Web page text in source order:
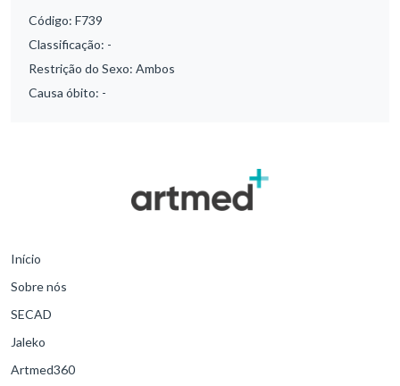
Código: F739
Classificação: -
Restrição do Sexo: Ambos
Causa óbito: -
Início
Sobre nós
SECAD
Jaleko
Artmed360